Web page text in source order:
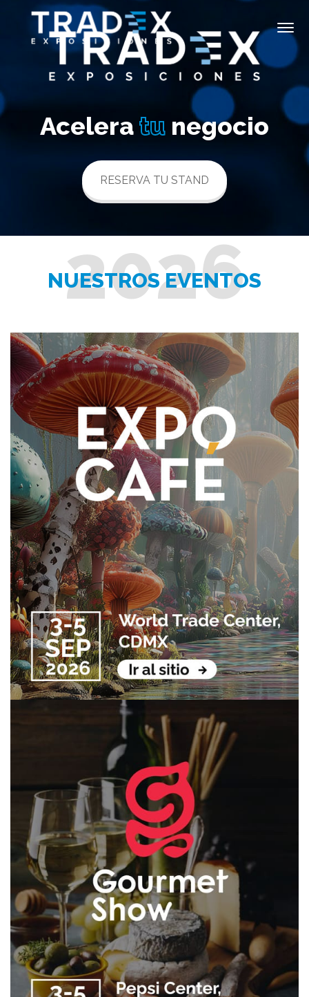
Aceleratu negocio
RESERVA TU STAND
2026
NUESTROS EVENTOS